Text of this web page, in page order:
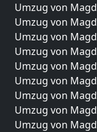
Umzug von
Umzug von
Umzug von
Umzug von
Umzug von
Umzug von
Umzug von
Umzug von
Umzug von